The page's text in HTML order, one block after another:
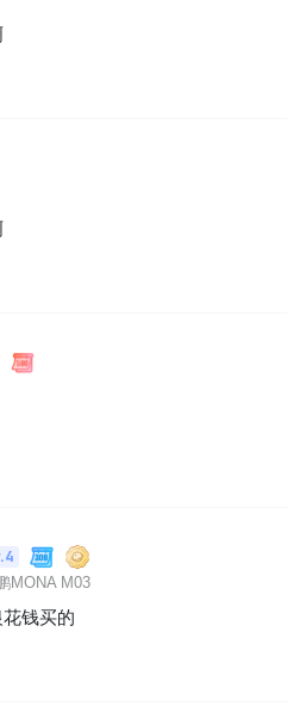
MONA M03
钱买的